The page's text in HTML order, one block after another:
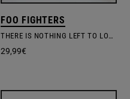
FOO FIGHTERS
THERE IS NOTHING LEFT TO LOSE
29,99€